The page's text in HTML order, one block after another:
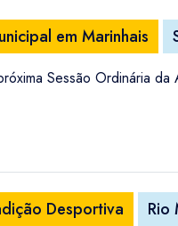
em Marinhais
Sessão Ordinária
Desportiva Rio